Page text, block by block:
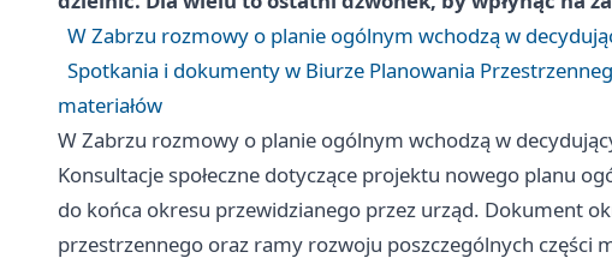
W Zabrzu rozmowy o planie ogólnym wchodzą w
Spotkania i dokumenty w Biurze Planowania
materiałów
W Zabrzu rozmowy o planie ogólnym wchodzą w
Konsultacje społeczne dotyczące projektu nowego planu
do końca okresu przewidzianego przez urząd. Dokument
przestrzennego oraz ramy rozwoju poszczególnych części